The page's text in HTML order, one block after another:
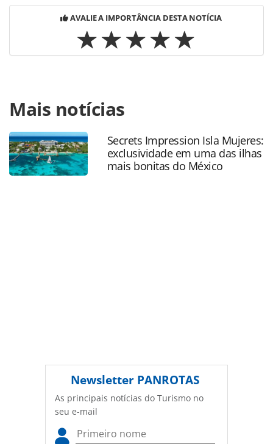
AVALIE A IMPORTÂNCIA DESTA NOTÍCIA
https://www.panrotas.com.br/mercado/economia-e-
politica/2021/12/senado-amplia-limite-para-viagem-
internacional-para-us-10-mil_186302.html ou as
ferramentas oferecidas na página. Todo o conteúdo
produzido pela PANROTAS Editora é protegido pela
legislação brasileira sobre direito autoral. Não reproduza o
Mais notícias
Secrets Impression Isla Mujeres:
exclusividade em uma das ilhas
mais bonitas do México
Newsletter PANROTAS
As principais notícias do Turismo no
seu e-mail